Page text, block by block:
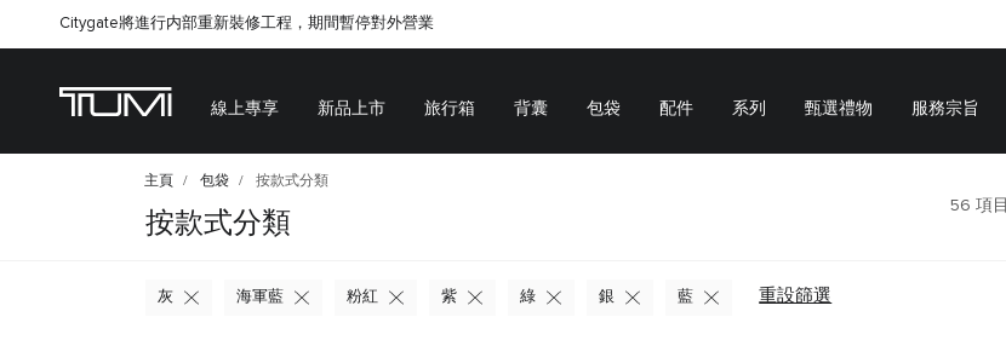
Citygate將進行内部重新裝修工程，期間暫停對外營業
線上專享 新品上市 旅行箱 背囊 包袋 配件 系列 甄選禮物 服務宗旨
主頁 包袋 按款式分類
按款式分類
56 項目
重設篩選
灰 海軍藍 粉紅 紫 綠 銀 藍